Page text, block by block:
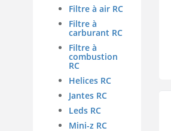
Filtre à air RC
Filtre à
carburant RC
Filtre à
combustion
RC
Helices RC
Jantes RC
Leds RC
Mini-z RC